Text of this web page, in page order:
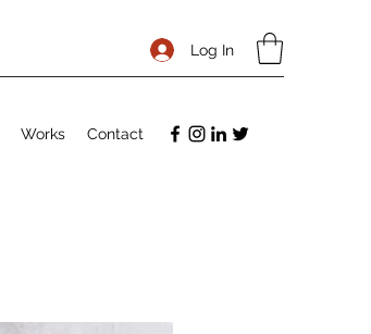
Log In
Works Contact